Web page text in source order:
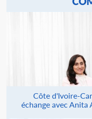
Côte d'Ivoire-
échange avec Anita